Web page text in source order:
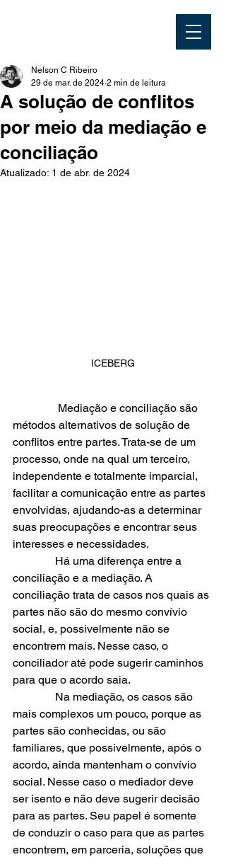
A solução de conflitos
por meio da mediação e
conciliação
Nelson C Ribeiro
29 de mar. de 2024 2 min de leitura
Atualizado: 1 de abr. de 2024
ICEBERG
métodos alternativos de solução de
conflitos entre partes. Trata-se de um
processo, onde na qual um terceiro,
independente e totalmente imparcial,
facilitar a comunicação entre as partes
envolvidas, ajudando-as a determinar
suas preocupações e encontrar seus
interesses e necessidades.
Há uma diferença entre a
conciliação e a mediação. A
conciliação trata de casos nos quais as
partes não são do mesmo convívio
social, e, possivelmente não se
encontrem mais. Nesse caso, o
conciliador até pode sugerir caminhos
para que o acordo saia.
Na mediação, os casos são
mais complexos um pouco, porque as
partes são conhecidas, ou são
familiares, que possivelmente, após o
acordo, ainda mantenham o convívio
social. Nesse caso o mediador deve
ser isento e não deve sugerir decisão
para as partes. Seu papel é somente
de conduzir o caso para que as partes
encontrem, em parceria, soluções que